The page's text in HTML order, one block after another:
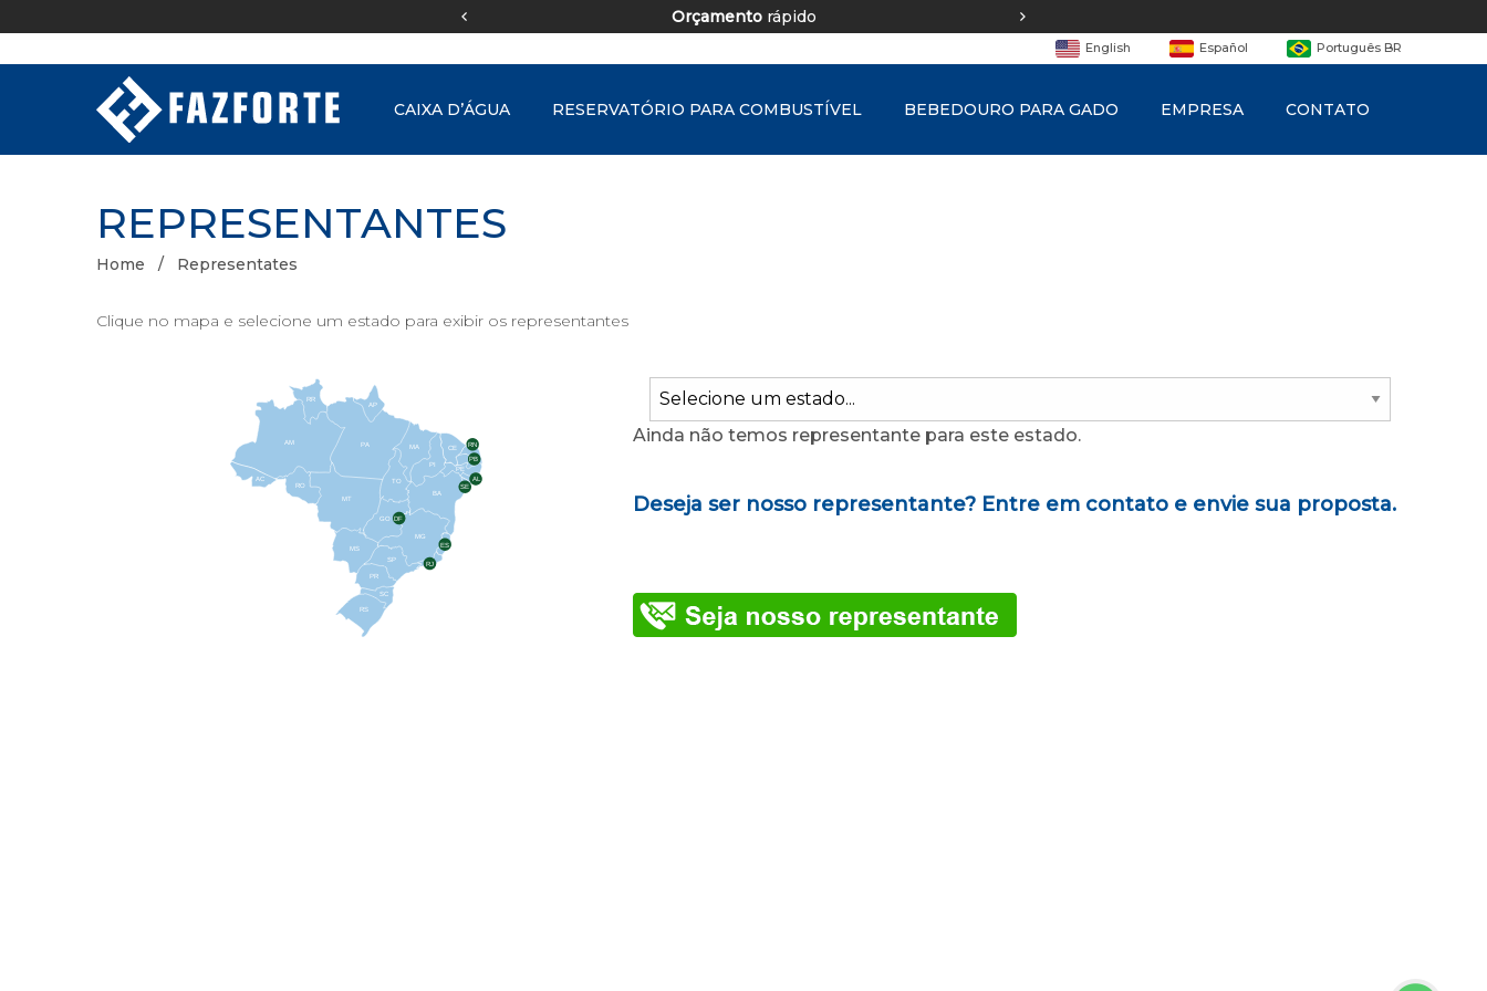
Orçamentorápido
English Español Português BR
CAIXA D’ÁGUA RESERVATÓRIO PARA COMBUSTÍVEL BEBEDOURO PARA GADO EMPRESA CONTATO
REPRESENTANTES
Home Representates
Clique no mapa e selecione um estado para exibir os representantes
TO
BA
SE
PE
AL
RN
CE
PI
MA
AP
PA
RR
AM
AC
RO
MT
MS
GO
PR
SC
RS
SP
MG
RJ
ES
DF
PB
Ainda não temos representante para este estado.
Deseja ser nosso representante? Entre em contato e envie sua proposta.